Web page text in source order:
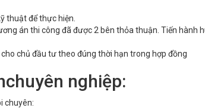
thuật để thực hiện.
án thi công đã được 2 bên thỏa thuận. Tiến hành
chủ đầu tư theo đúng thời hạn trong hợp đồng
nghiệp:
chuyên: